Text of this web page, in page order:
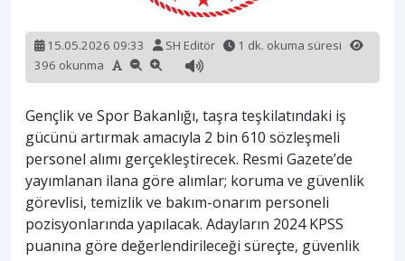
15.05.2026 09:33 SH Editör
1 dk. okuma süresi
396 okunma
Gençlik ve Spor Bakanlığı, taşra teşkilatındaki iş
gücünü artırmak amacıyla 2 bin 610 sözleşmeli
personel alımı gerçekleştirecek. Resmi Gazete’de
yayımlanan ilana göre alımlar; koruma ve güvenlik
görevlisi, temizlik ve bakım-onarım personeli
pozisyonlarında yapılacak. Adayların 2024 KPSS
puanına göre değerlendirileceği süreçte, güvenlik